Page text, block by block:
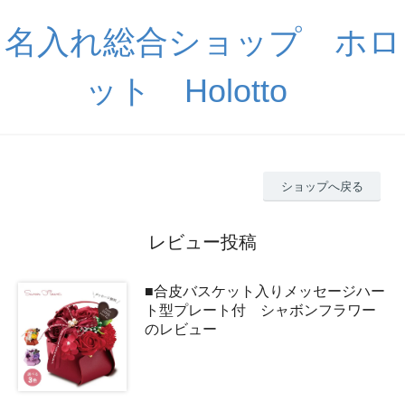
名入れ総合ショップ ホロ
ット Holotto
ショップへ戻る
レビュー投稿
■合皮バスケット入りメッセージハー
ト型プレート付 シャボンフラワー
のレビュー